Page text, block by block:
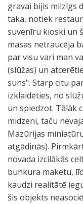
gravai bijis milzīgs
taka, notiek
suvenīru kioski un
masas netraucēja
par visu vari man
(slūžas) un
suns". Starp citu
izklaidēties, no
un spiedzot. Tālāk
midzeni, taču
Mazūrijas
atgādinās).
novada izcilākās
bunkura maketu,
kaudzi realitātē
šis objekts